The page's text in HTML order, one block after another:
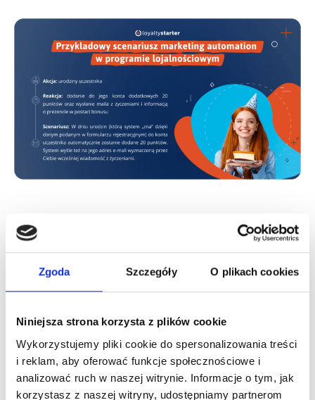
Zgoda Szczegóły O plikach cookies
Niniejsza strona korzysta z plików cookie
Wykorzystujemy pliki cookie do spersonalizowania treści
i reklam, aby oferować funkcje społecznościowe i
analizować ruch w naszej witrynie. Informacje o tym, jak
korzystasz z naszej witryny, udostępniamy partnerom
Zalety
Marketing automation to rozwiązania, które zapewniają
lojalnościowych. Kluczową zaletą jest ogromna
czasuzwiązana z realizowaniem działań marketingowych,
komunikacyjnych i operacyjnych w obrębie programu
lojalnościowego.